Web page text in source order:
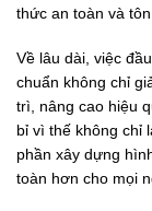
thức an toàn và
Về lâu dài, việc
chuẩn không chỉ
trì, nâng cao hiệu
bỉ vì thế không chỉ
phần xây dựng
toàn hơn cho mọi